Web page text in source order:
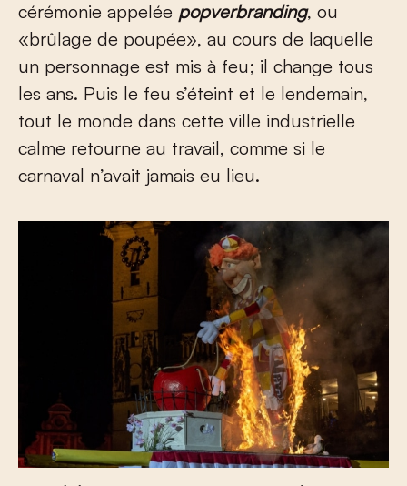
cérémonie appelée popverbranding, ou
«brûlage de poupée», au cours de laquelle
un personnage est mis à feu; il change tous
les ans. Puis le feu s’éteint et le lendemain,
tout le monde dans cette ville industrielle
calme retourne au travail, comme si le
carnaval n’avait jamais eu lieu.